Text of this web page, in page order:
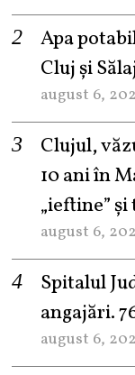
Apa
Cluj și
august 6,
Clujul,
10 ani în
„ieftine”
august 6,
Spitalul
angajări.
august 6,